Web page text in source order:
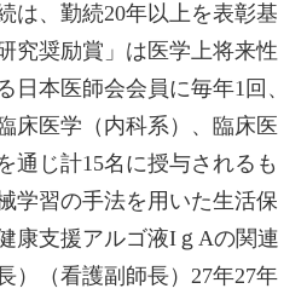
は、勤続20年以上を表彰基
究奨励賞」は医学上将来性
日本医師会会員に毎年1回、
床医学（内科系）、臨床医
通じ計15名に授与されるも
学習の手法を用いた生活保
康支援アルゴ液IｇAの関連
）（看護副師長）27年27年